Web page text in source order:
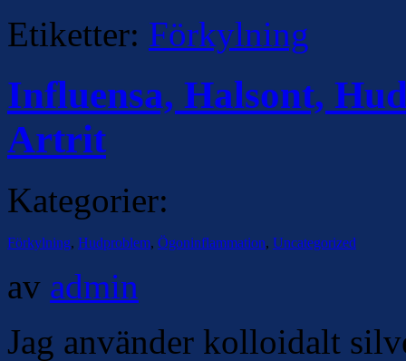
Etiketter: Förkylning
Influensa, Halsont,
Artrit
Kategorier:
Förkylning, Hudproblem, Ögoninflammation, Uncategorized
av admin
Jag använder kolloidalt